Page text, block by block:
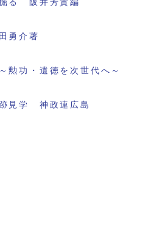
勇介著
功・遺徳を次世代へ～
見学 神政連広島